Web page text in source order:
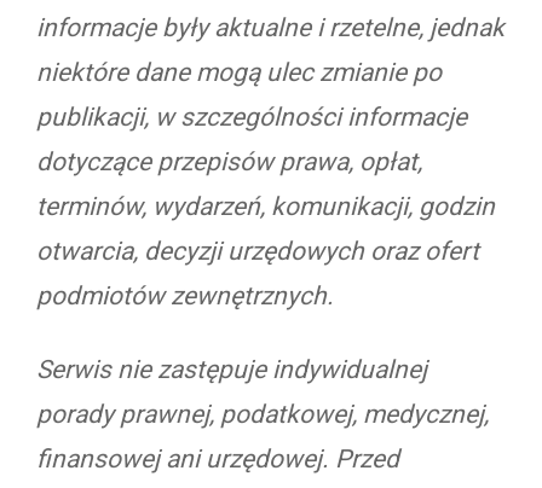
informacje były aktualne i rzetelne, jednak
niektóre dane mogą ulec zmianie po
publikacji, w szczególności informacje
dotyczące przepisów prawa, opłat,
terminów, wydarzeń, komunikacji, godzin
otwarcia, decyzji urzędowych oraz ofert
podmiotów zewnętrznych.
Serwis nie zastępuje indywidualnej
porady prawnej, podatkowej, medycznej,
finansowej ani urzędowej. Przed